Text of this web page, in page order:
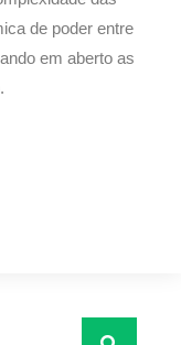
de poder entre
em aberto as